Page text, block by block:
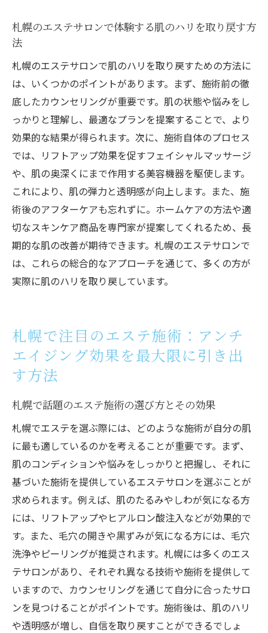
札幌のエステサロンで体験する肌のハリを取り戻す方
法
札幌のエステサロンで肌のハリを取り戻すための方法に
は、いくつかのポイントがあります。まず、施術前の徹
底したカウンセリングが重要です。肌の状態や悩みをし
っかりと理解し、最適なプランを提案することで、より
効果的な結果が得られます。次に、施術自体のプロセス
では、リフトアップ効果を促すフェイシャルマッサージ
や、肌の奥深くにまで作用する美容機器を駆使します。
これにより、肌の弾力と透明感が向上します。また、施
術後のアフターケアも忘れずに。ホームケアの方法や適
切なスキンケア商品を専門家が提案してくれるため、長
期的な肌の改善が期待できます。札幌のエステサロンで
は、これらの総合的なアプローチを通じて、多くの方が
実際に肌のハリを取り戻しています。
札幌で注目のエステ施術：アンチ
エイジング効果を最大限に引き出
す方法
札幌で話題のエステ施術の選び方とその効果
札幌でエステを選ぶ際には、どのような施術が自分の肌
に最も適しているのかを考えることが重要です。まず、
肌のコンディションや悩みをしっかりと把握し、それに
基づいた施術を提供しているエステサロンを選ぶことが
求められます。例えば、肌のたるみやしわが気になる方
には、リフトアップやヒアルロン酸注入などが効果的で
す。また、毛穴の開きや黒ずみが気になる方には、毛穴
洗浄やピーリングが推奨されます。札幌には多くのエス
テサロンがあり、それぞれ異なる技術や施術を提供して
いますので、カウンセリングを通じて自分に合ったサロ
ンを見つけることがポイントです。施術後は、肌のハリ
や透明感が増し、自信を取り戻すことができるでしょ